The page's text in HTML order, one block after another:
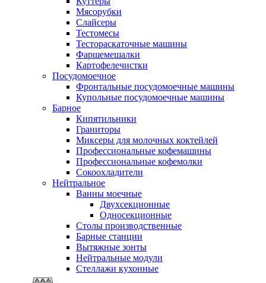
Мясорубки
Слайсеры
Тестомесы
Тестораскаточные машины
Фаршемешалки
Картофелечистки
Посудомоечное
Фронтальные посудомоечные машины
Купольные посудомоечные машины
Барное
Кипятильники
Граниторы
Миксеры для молочных коктейлей
Профессиональные кофемашины
Профессиональные кофемолки
Сокоохладители
Нейтральное
Ванны моечные
Двухсекционные
Односекционные
Столы производственные
Барные станции
Вытяжные зонты
Нейтральные модули
Стеллажи кухонные